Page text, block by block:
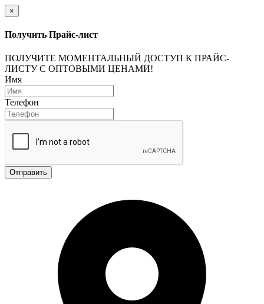
×
Получить Прайс-лист
ПОЛУЧИТЕ МОМЕНТАЛЬНЫЙ ДОСТУП К ПРАЙС-
ЛИСТУ С ОПТОВЫМИ ЦЕНАМИ!
Имя
Телефон
Отправить